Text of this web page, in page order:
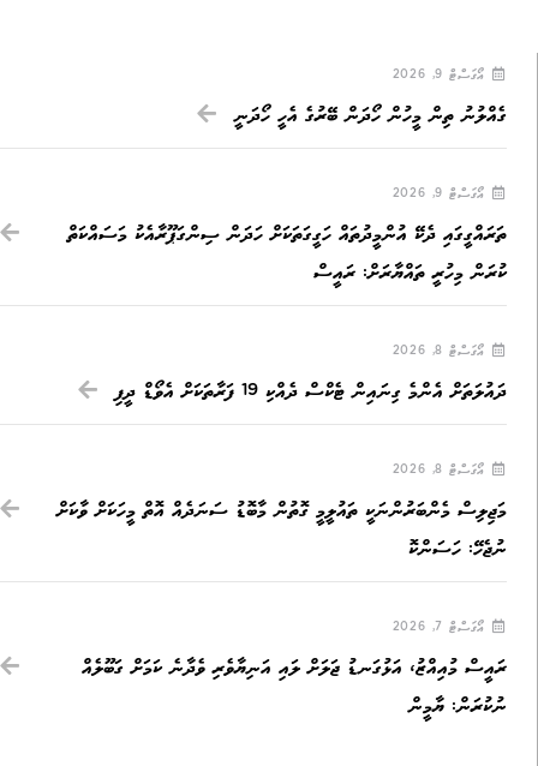
އޯގަސްޓް 9, 2026
ގެއްލުނު ތިން މީހުން ހޯދަން ބޭރުގެ އެހީ ހޯދަނީ
އޯގަސްޓް 9, 2026
ތަރައްގީގައި ދެކޭ އުންމީދުތައް ހަގީގަތަކަށް ހަދަން ސިންގަޕޫރާއެކު މަސައްކަތް
ކުރަން މިހުރީ ތައްޔާރަށް: ރައީސް
އޯގަސްޓް 8, 2026
ދައުލަތަށް އެންމެ ގިނައިން ޓެކްސް ދެއްކި 19 ފަރާތަކަށް އެވޯޑް ދީފި
އޯގަސްޓް 8, 2026
މަޖިލިސް މެންބަރުންނަކީ ތައުލީމީ ގޮތުން މާބޮޑު ސަނަދެއް އޮތް މީހަކަށް ވާކަށް
ނުޖެހޭ: ހަސަންކޮ
އޯގަސްޓް 7, 2026
ރައީސް މުއިއްޒު، އަޅުގަނޑު ޖަލަށް ލައި އަނިޔާވެރި ވެދާނެ ކަމަށް ގަބޫލެއް
ނުކުރަން: ޔާމީން